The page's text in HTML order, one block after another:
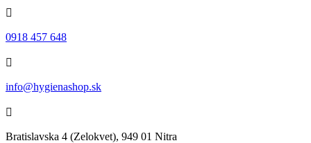

0918 457 648

info@hygienashop.sk

Bratislavska 4 (Zelokvet), 949 01 Nitra